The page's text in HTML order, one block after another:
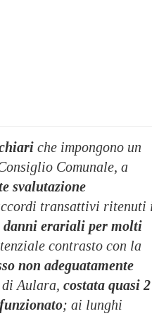
che impongono un
Comunale, a
svalutazione
transattivi ritenuti
danni erariali per molti
contrasto con la
non adeguatamente
Aulara, costata quasi 2
; ai lunghi